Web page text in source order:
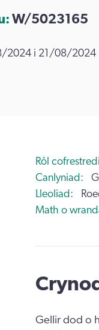
W/5023165
2024 i 21/08/2024
Rôl
Canlyniad
Lleoliad
Math o
Gellir dod o